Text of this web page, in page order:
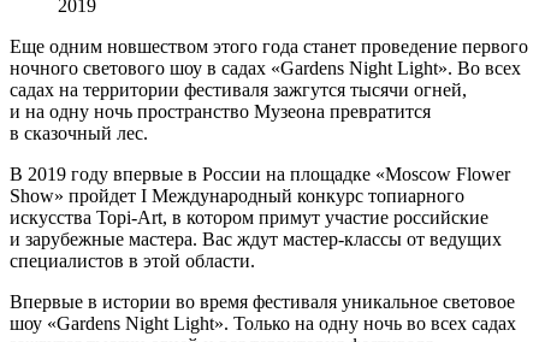
2019
Еще одним новшеством этого года станет проведение первого
ночного светового шоу в садах «Gardens Night Light». Во всех
садах на территории фестиваля зажгутся тысячи огней,
и на одну ночь пространство Музеона превратится
в сказочный лес.
В 2019 году впервые в России на площадке «Moscow Flower
Show» пройдет I Международный конкурс топиарного
искусства Topi-Art, в котором примут участие российские
и зарубежные мастера. Вас ждут мастер-классы от ведущих
специалистов в этой области.
Впервые в истории во время фестиваля уникальное световое
шоу «Gardens Night Light». Только на одну ночь во всех садах